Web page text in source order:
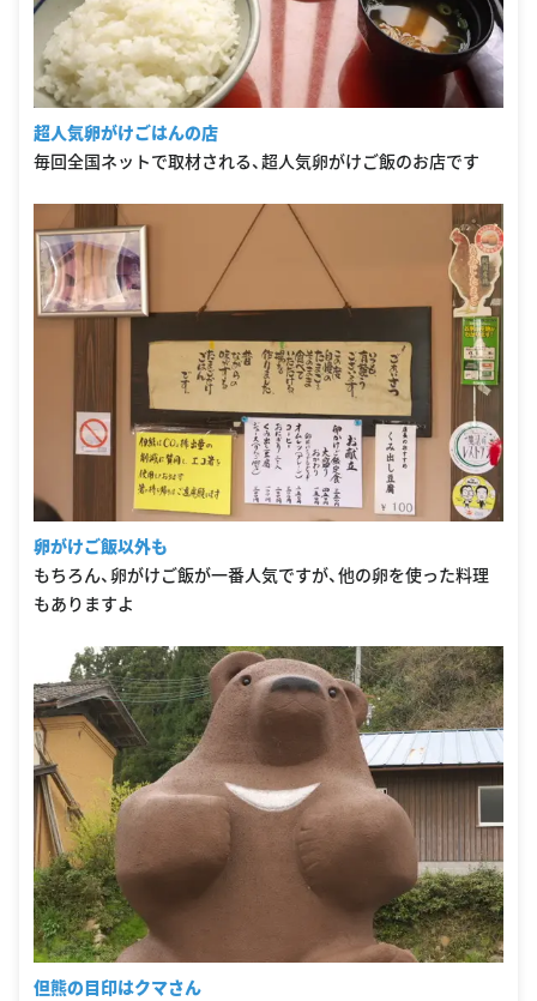
超人気卵がけごはんの店
毎回全国ネットで取材される、超人気卵がけご飯のお店です
卵がけご飯以外も
もちろん、卵がけご飯が一番人気ですが、他の卵を使った料理
もありますよ
但熊の目印はクマさん